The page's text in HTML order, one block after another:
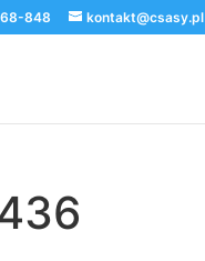
848 kontakt@csasy.pl